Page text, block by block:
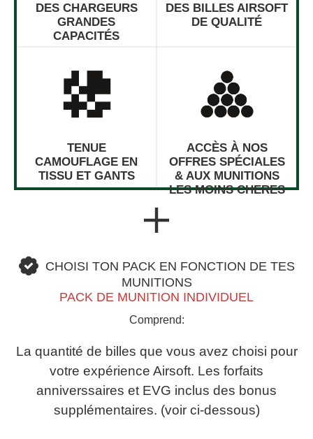
DES CHARGEURS
GRANDES
CAPACITÉS
DES BILLES AIRSOFT
DE QUALITÉ
TENUE
CAMOUFLAGE EN
TISSU ET GANTS
ACCÈS À NOS
OFFRES SPÉCIALES
& AUX MUNITIONS
LES MOINS CHERES
CHOISI TON PACK EN FONCTION DE TES
MUNITIONS
PACK DE MUNITION INDIVIDUEL
Comprend:
La quantité de billes que vous avez choisi pour
votre expérience Airsoft. Les forfaits
anniverssaires et EVG inclus des bonus
supplémentaires. (voir ci-dessous)